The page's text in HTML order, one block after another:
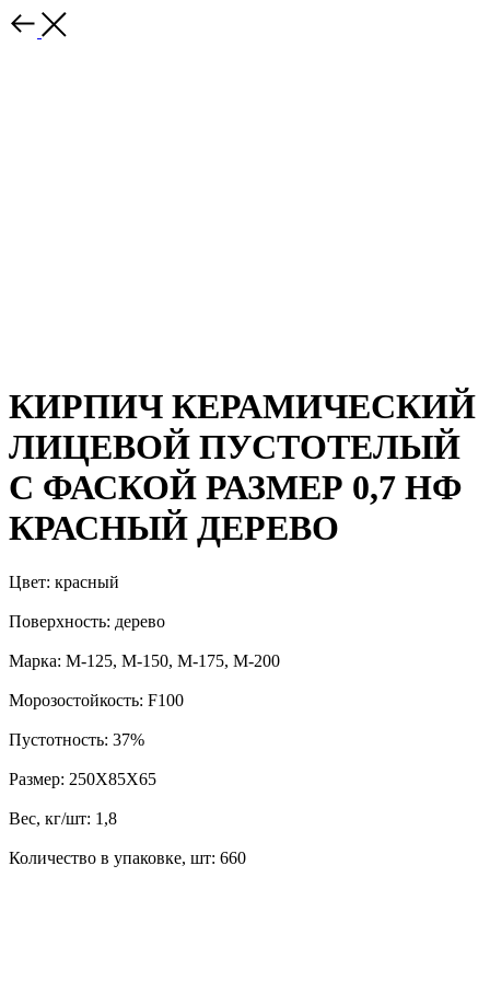
КИРПИЧ КЕРАМИЧЕСКИЙ
ЛИЦЕВОЙ ПУСТОТЕЛЫЙ
С ФАСКОЙ РАЗМЕР 0,7 НФ
КРАСНЫЙ ДЕРЕВО
Цвет: красный
Поверхность: дерево
Марка: М-125, М-150, М-175, М-200
Морозостойкость: F100
Пустотность: 37%
Размер: 250Х85Х65
Вес, кг/шт: 1,8
Количество в упаковке, шт: 660